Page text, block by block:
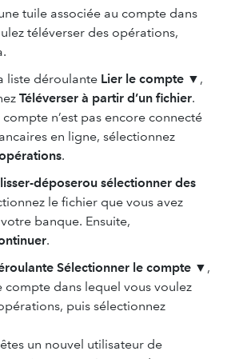
tuile associée au compte dans
téléverser des opérations,
liste déroulante Lier le compte ▼,
Téléverser à partir d’un fichier.
n’est pas encore connecté
en ligne, sélectionnez
.
déposerou sélectionner des
le fichier que vous avez
banque. Ensuite,
.
Sélectionner le compte ▼,
compte dans lequel vous voulez
puis sélectionnez
un nouvel utilisateur de